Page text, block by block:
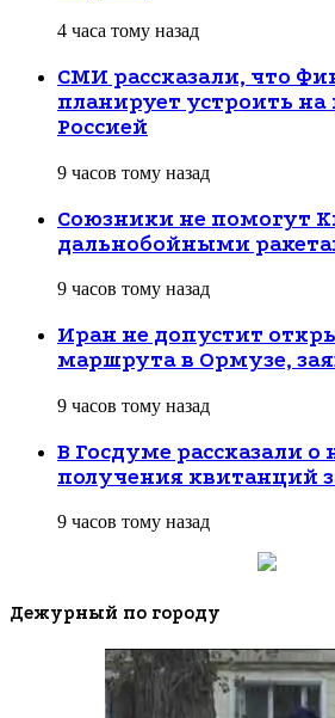
4 часа тому назад
СМИ рассказали, что
планирует устроить на
Россией
9 часов тому назад
Союзники не помогут
дальнобойными
9 часов тому назад
Иран не допустит
маршрута в Ормузе,
9 часов тому назад
В Госдуме рассказали о
получения квитанций
9 часов тому назад
Дежурный по городу